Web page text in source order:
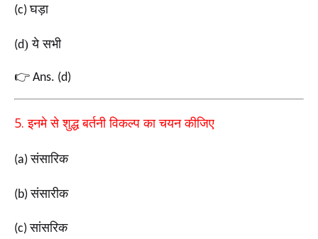
(c)घड़ा
(d) ये सभी
👉 Ans. (d)
5.इनमे से शुद्ध बर्तनी विकल्प का चयन कीजिए
(a)संसारिक
(b)संसारीक
(c)सांसरिक